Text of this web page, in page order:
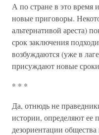
А по стране в это время
новые приговоры.
альтернативой ареста)
срок заключения
возбуждаются (уже в
присуждают новые
* * *
Да, отнюдь не
истории, определяют ее
дезориентации